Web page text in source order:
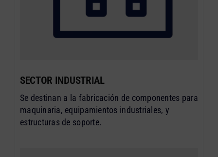
SECTOR INDUSTRIAL
Se destinan a la fabricación de componentes para
maquinaria, equipamientos industriales, y
estructuras de soporte.